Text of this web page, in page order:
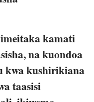
kamati
na kuondoa
kwa kushirikiana
taasisi